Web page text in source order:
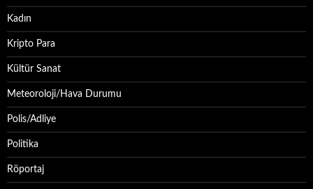
Kadın
Kripto Para
Kültür Sanat
Meteoroloji/Hava Durumu
Polis/Adliye
Politika
Röportaj